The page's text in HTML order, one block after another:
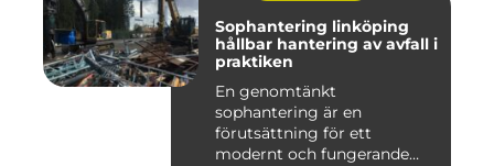
Sophantering linköping
hållbar hantering av avfall i
praktiken
En genomtänkt
sophantering är en
förutsättning för ett
modernt och fungerande